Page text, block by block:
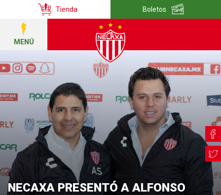
Tienda Boletos
MENÚ
NECAXA PRESENTÓ A ALFONSO